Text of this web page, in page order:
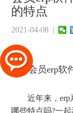
的特点
2021-04-08 |
近年来，erp系
哪些特点吗?一